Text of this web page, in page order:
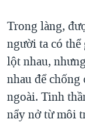
Trong làng,
người ta có thể
lột nhau,
nhau để
ngoài. Tinh
nẩy nở từ môi